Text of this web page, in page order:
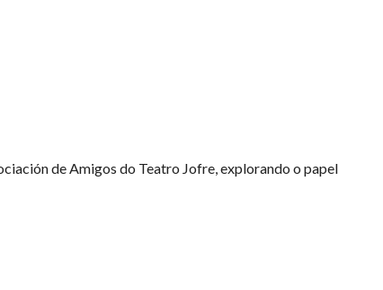
de Amigos do Teatro Jofre, explorando o papel